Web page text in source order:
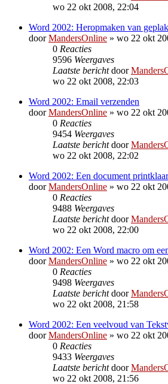
wo 22 okt 2008, 22:04
Word 2002: Heropmaken van
doorMandersOnline » wo 22 okt
0 Reacties
9596 Weergaves
Laatste berichtdoor
wo 22 okt 2008, 22:03
Word 2002: Email verzenden
doorMandersOnline » wo 22 okt
0 Reacties
9454 Weergaves
Laatste berichtdoor
wo 22 okt 2008, 22:02
Word 2002: Een document
doorMandersOnline » wo 22 okt
0 Reacties
9488 Weergaves
Laatste berichtdoor
wo 22 okt 2008, 22:00
Word 2002: Een Word macro om
doorMandersOnline » wo 22 okt
0 Reacties
9498 Weergaves
Laatste berichtdoor
wo 22 okt 2008, 21:58
Word 2002: Een veelvoud van
doorMandersOnline » wo 22 okt
0 Reacties
9433 Weergaves
Laatste berichtdoor
wo 22 okt 2008, 21:56